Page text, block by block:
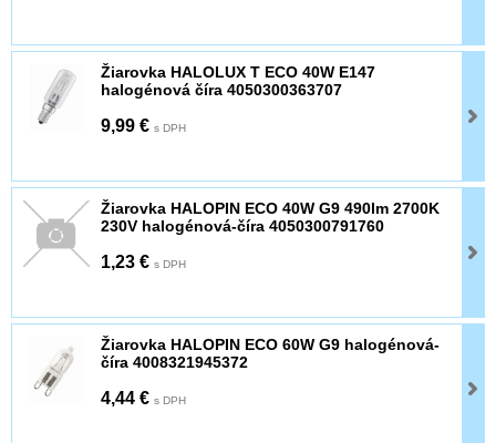
Žiarovka HALOLUX T ECO 40W E147
halogénová číra 4050300363707
9,99 € s DPH
Žiarovka HALOPIN ECO 40W G9 490lm 2700K
230V halogénová-číra 4050300791760
1,23 € s DPH
Žiarovka HALOPIN ECO 60W G9 halogénová-
číra 4008321945372
4,44 € s DPH